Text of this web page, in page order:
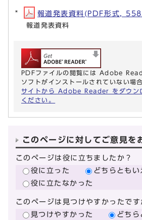
報道発表資料(PDF形式,
報道発表資料
PDFファイルの閲覧には Adobe
ソフトがインストールされていない場
サイトから Adobe Reader をダウン
ください。
このページに対してご意見を
このページは役に立ちましたか？
役に立った
どちらともい
役に立たなかった
このページは見つけやすかったです
見つけやすかった
どちら